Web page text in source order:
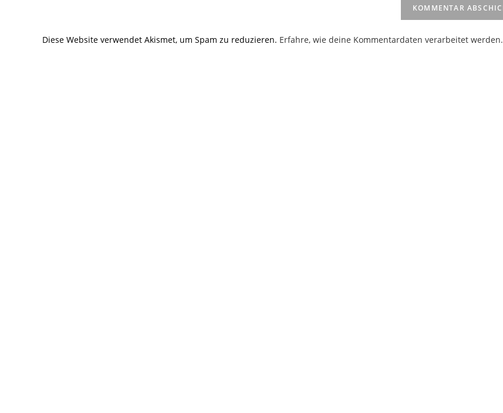
ein
ein
Diese Website verwendet Akismet, um Spam zu reduzieren. Erfahre, wie deine Kommentardaten verarbeitet werden.